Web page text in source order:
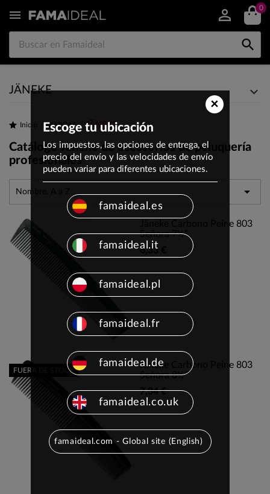
 0

JÄNEKE
Inicio MARCAS JÄNEKE
Catálogo Jäneke de accesorios de peluquería
profesionales
Nombre, A a Z 
Jäneke Carbono Peine 803
Señora 7½"
6,33 €
Jäneke Carbono Peine 803
Señora 8½"
7,34 €
FUERA DE STOCK
×
Escoge tu ubicación
Los impuestos, las opciones de entrega, el
precio del envío y las velocidades de envío
pueden variar para diferentes ubicaciones.
famaideal.es
famaideal.it
famaideal.pl
famaideal.fr
famaideal.de
famaideal.co.uk
famaideal.com - Global site (English)